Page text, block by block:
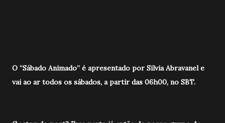
O “Sábado Animado” é apresentado por Silvia Abravanel e
vai ao ar todos os sábados, a partir das 06h00, no SBT.